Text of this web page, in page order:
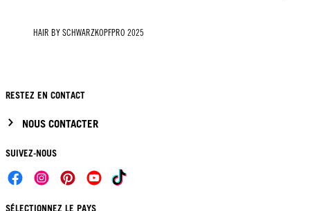
HAIR BY SCHWARZKOPFPRO 2025
RESTEZ EN CONTACT
NOUS CONTACTER
SUIVEZ-NOUS
SÉLECTIONNEZ LE PAYS